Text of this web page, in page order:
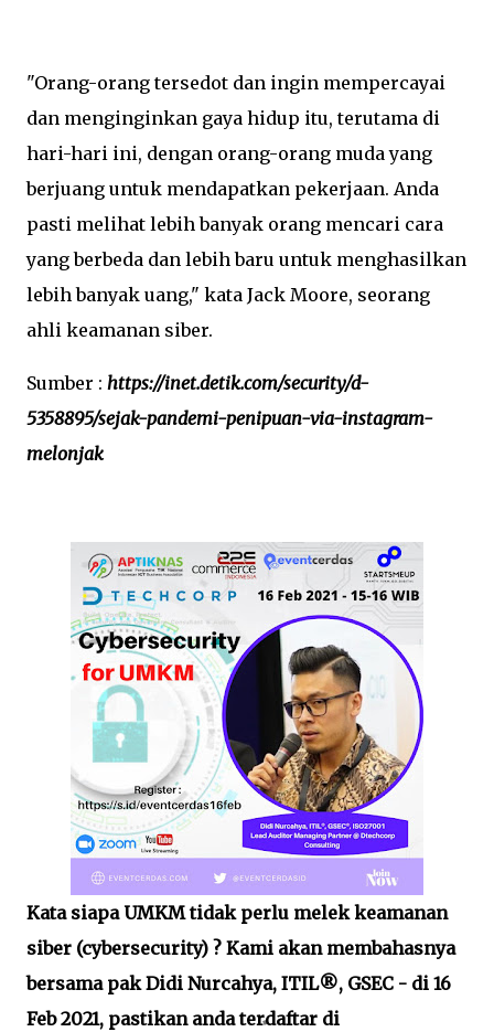
"Orang-orang tersedot dan ingin mempercayai
dan menginginkan gaya hidup itu, terutama di
hari-hari ini, dengan orang-orang muda yang
berjuang untuk mendapatkan pekerjaan. Anda
pasti melihat lebih banyak orang mencari cara
yang berbeda dan lebih baru untuk menghasilkan
lebih banyak uang," kata Jack Moore, seorang
ahli keamanan siber.
Sumber : https://inet.detik.com/security/d-
5358895/sejak-pandemi-penipuan-via-instagram-
melonjak
Kata siapa UMKM tidak perlu melek keamanan
siber (cybersecurity) ? Kami akan membahasnya
bersama pak Didi Nurcahya, ITIL®️, GSEC - di 16
Feb 2021, pastikan anda terdaftar di